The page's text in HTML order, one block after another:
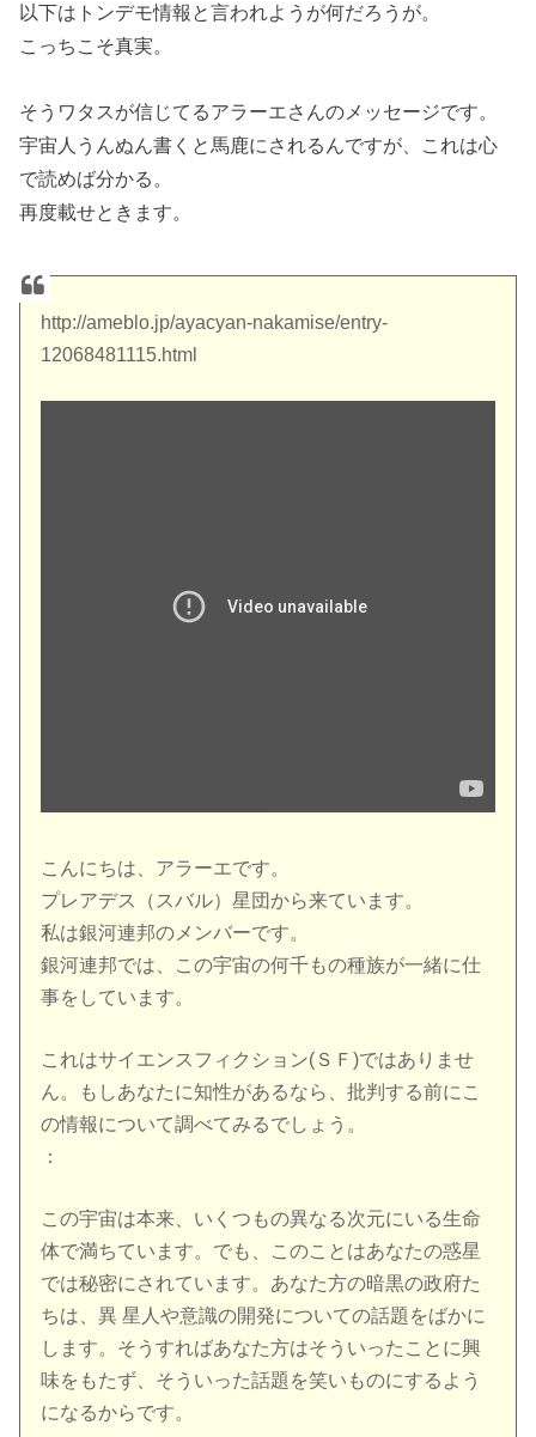
以下はトンデモ情報と言われようが何だろうが。
こっちこそ真実。
そうワタスが信じてるアラーエさんのメッセージです。
宇宙人うんぬん書くと馬鹿にされるんですが、これは心
で読めば分かる。
再度載せときます。
http://ameblo.jp/ayacyan-nakamise/entry-
12068481115.html
こんにちは、アラーエです。
プレアデス（スバル）星団から来ています。
私は銀河連邦のメンバーです。
銀河連邦では、この宇宙の何千もの種族が一緒に仕
事をしています。
これはサイエンスフィクション(ＳＦ)ではありませ
ん。もしあなたに知性があるなら、批判する前にこ
の情報について調べてみるでしょう。
：
この宇宙は本来、いくつもの異なる次元にいる生命
体で満ちています。でも、このことはあなたの惑星
では秘密にされています。あなた方の暗黒の政府た
ちは、異 星人や意識の開発についての話題をばかに
します。そうすればあなた方はそういったことに興
味をもたず、そういった話題を笑いものにするよう
になるからです。